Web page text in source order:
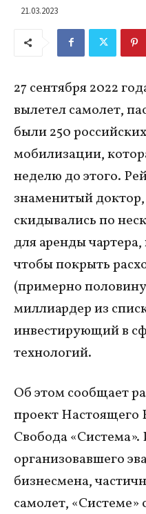
21.03.2023
27 сентября 2022
вылетел самолет,
были 250
мобилизации,
неделю до этого.
знаменитый
скидывались по
для аренды
чтобы покрыть
(примерно
миллиардер из
инвестирующий в
технологий.
Об этом сообщает
проект Настоящего
Свобода «Система».
организовавшего
бизнесмена,
самолет,